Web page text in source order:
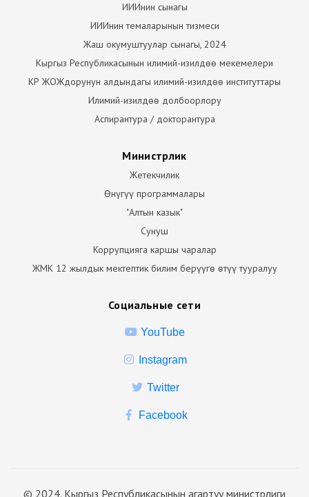
ИИИнин сынагы
ИИИнин темаларынын тизмеси
Жаш окумуштуулар сынагы, 2024
Кыргыз Республикасынын илимий-изилдөө мекемелери
КР ЖОЖдорунун алдындагы илимий-изилдөө институттары
Илимий-изилдөө долбоорлору
Аспирантура / докторантура
Министрлик
Жетекчилик
Өнүгүү программалары
"Алтын казык"
Сунуш
Коррупцияга каршы чаралар
ЖМК 12 жылдык мектептик билим берүүгө өтүү тууралуу
Социальные сети
YouTube
Instagram
Twitter
Facebook
© 2024. Кыргыз Республикасынын агартуу министрлиги